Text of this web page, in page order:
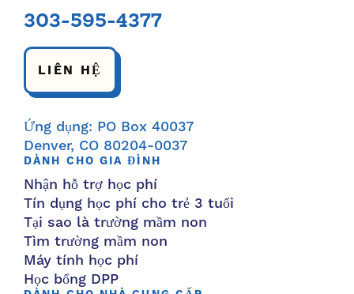
303-595-4377
LIÊN HỆ
Ứng dụng: PO Box 40037
Denver, CO 80204-0037
DÀNH CHO GIA ĐÌNH
Nhận hỗ trợ học phí
Tín dụng học phí cho trẻ 3 tuổi
Tại sao là trường mầm non
Tìm trường mầm non
Máy tính học phí
Học bổng DPP